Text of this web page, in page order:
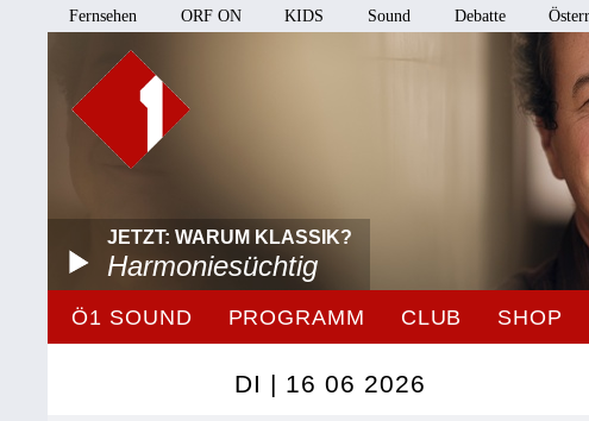
Fernsehen ORF ON KIDS Sound Debatte
JETZT: WARUM KLASSIK?
Harmoniesüchtig
Ö1 SOUND PROGRAMM CLUB SHOP
DI | 16 06 2026